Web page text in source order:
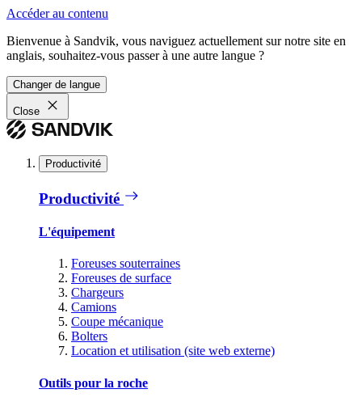
Accéder au contenu
Bienvenue à Sandvik, vous naviguez actuellement sur notre site en
anglais, souhaitez-vous passer à une autre langue ?
Changer de langue
Close
Productivité
Productivité
L'équipement
Foreuses souterraines
Foreuses de surface
Chargeurs
Camions
Coupe mécanique
Bolters
Location et utilisation (site web externe)
Outils pour la roche